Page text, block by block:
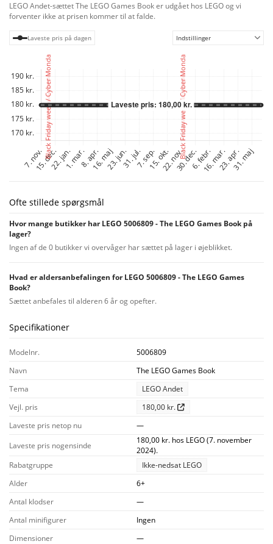
LEGO Andet-sættet The LEGO Games Book er udgået hos LEGO og vi
forventer ikke at prisen kommer til at falde.
Laveste pris på dagen Indstillinger
Ofte stillede spørgsmål
Hvor mange butikker har LEGO 5006809 - The LEGO Games Book på
lager?
Ingen af de 0 butikker vi overvåger har sættet på lager i øjeblikket.
Hvad er aldersanbefalingen for LEGO 5006809 - The LEGO Games
Book?
Sættet anbefales til alderen 6 år og opefter.
Specifikationer
Modelnr.
5006809
Navn
The LEGO Games Book
Tema
LEGO Andet
Vejl. pris
180,00 kr.
Laveste pris netop nu
—
Laveste pris nogensinde
180,00 kr. hos LEGO (7. november
2024).
Rabatgruppe
Ikke-nedsat LEGO
Alder
6+
Antal klodser
—
Antal minifigurer
Ingen
Dimensioner
—